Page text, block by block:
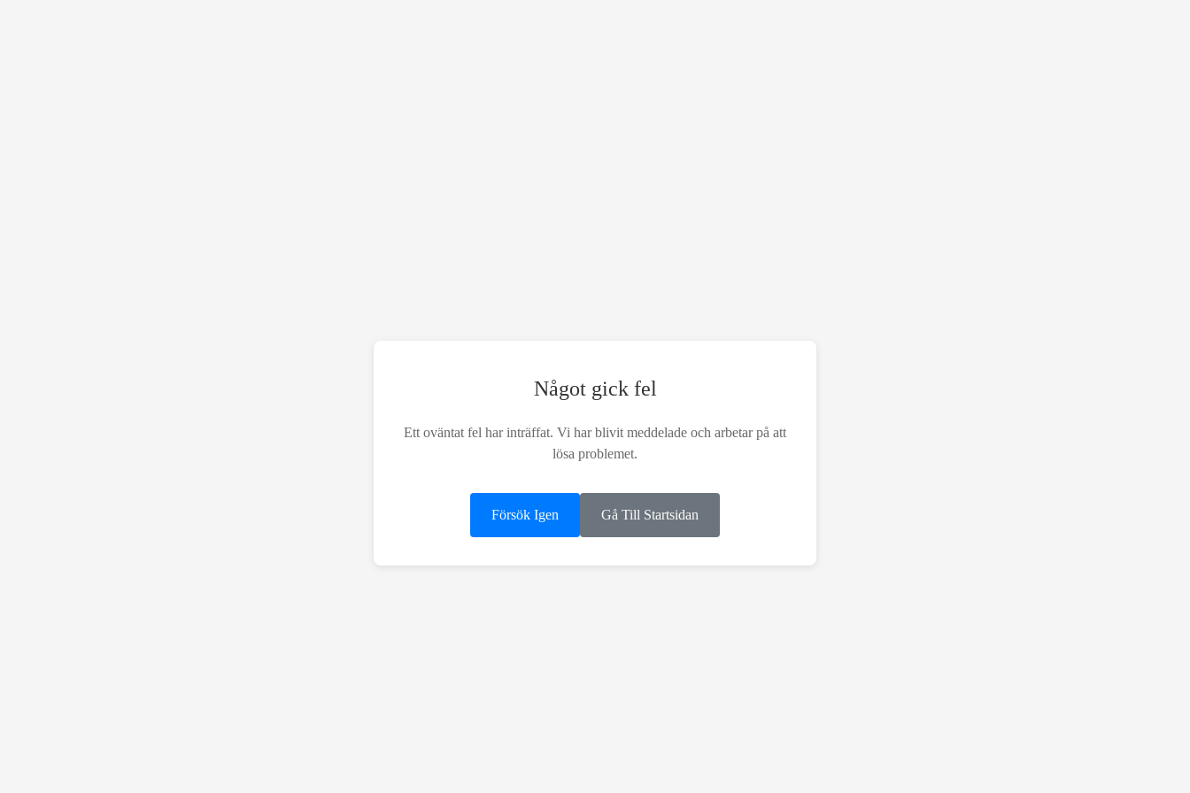
Något gick fel
Ett oväntat fel har inträffat. Vi har blivit meddelade och arbetar på att
lösa problemet.
Försök Igen Gå Till Startsidan